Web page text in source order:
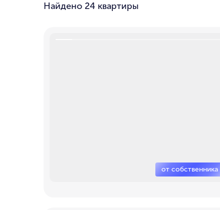
Найдено 24 квартиры